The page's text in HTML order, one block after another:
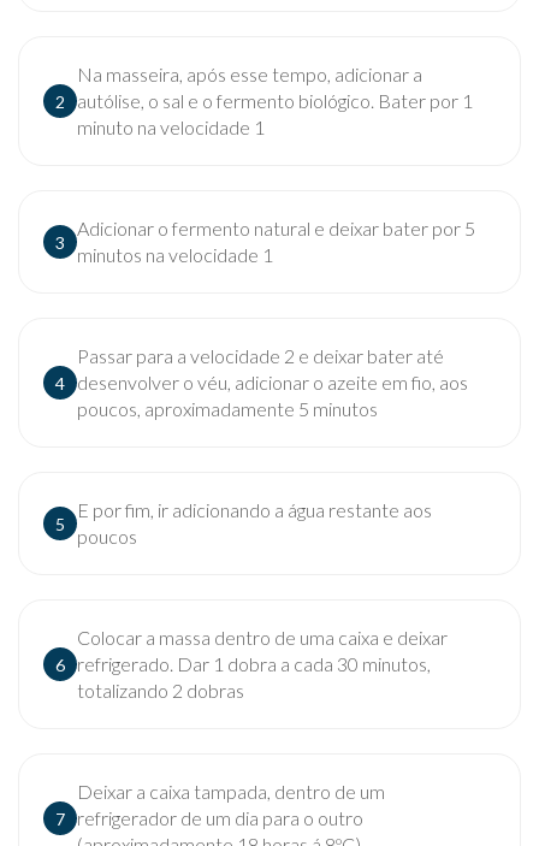
2
Na masseira, após esse tempo, adicionar a
autólise, o sal e o fermento biológico. Bater por 1
minuto na velocidade 1
3
Adicionar o fermento natural e deixar bater por 5
minutos na velocidade 1
4
Passar para a velocidade 2 e deixar bater até
desenvolver o véu, adicionar o azeite em fio, aos
poucos, aproximadamente 5 minutos
5
E por fim, ir adicionando a água restante aos
poucos
6
Colocar a massa dentro de uma caixa e deixar
refrigerado. Dar 1 dobra a cada 30 minutos,
totalizando 2 dobras
7
Deixar a caixa tampada, dentro de um
refrigerador de um dia para o outro